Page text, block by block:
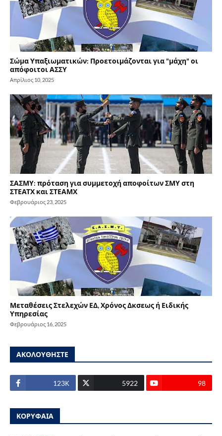
Σώμα Υπαξιωματικών: Προετοιμάζονται για "μάχη" οι
απόφοιτοι ΑΣΣΥ
Απρίλιος 10, 2025
ΣΑΣΜΥ: πρόταση για συμμετοχή αποφοίτων ΣΜΥ στη
ΣΤΕΑΤΧ και ΣΤΕΑΜΧ
Φεβρουάριος 23, 2025
Μεταθέσεις Στελεχών ΕΔ, Χρόνος Δκσεως ή Ειδικής
Υπηρεσίας
Φεβρουάριος 16, 2025
ΑΚΟΛΟΥΘΗΣΤΕ
123Κ 5922 98
ΚΟΡΥΦΑΙΑ